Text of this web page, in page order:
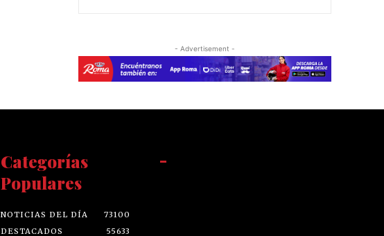
- Advertisement -
Categorías
Populares
NOTICIAS DEL DÍA
73100
DESTACADOS
55633
-